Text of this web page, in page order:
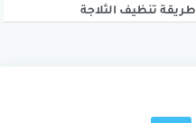
طريقة تنظيف الثلاجة